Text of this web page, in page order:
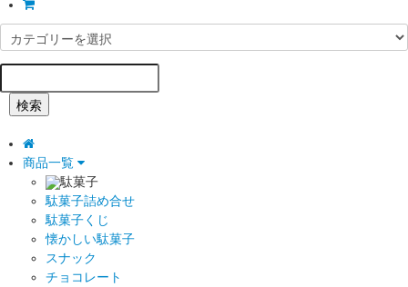
検索
商品一覧
駄菓子
駄菓子詰め合せ
駄菓子くじ
懐かしい駄菓子
スナック
チョコレート